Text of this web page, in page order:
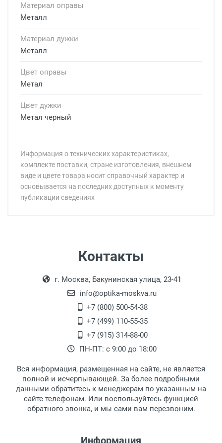
Материал оправы
Металл
Материал дужки
Металл
Цвет оправы
Метал
Цвет дужки
Метал черный
Информация о технических характеристиках,
комплекте поставки, стране изготовления, внешнем
виде и цвете товара носит справочный характер и
основывается на последних доступных к моменту
публикации сведениях
Самовывоз.
Оплата товара производится
наличными непосредственно на пункте
выдачи товара.
Перечисление средств на расчетный счет.
18:00, по субботам с 11:00 до 15:00, в
офисе по адресу: г. Москва,
Переведеновский переулок 17, корпус 1,
второй этаж, тел. +7 (499) 110-55-35.
После того, как заказ поступает в пункт
выдачи, наш менеджер связывается с
клиентом и оповещает о поступлении
Для получения товара при себе
обязательно иметь паспорт.
Заказ необходимо забрать в течение 3
рабочих дней с момента поступления на
дополнительных расходов за хранение
Контакты
г. Москва, Бакунинская улица, 23-41
info@optika-moskva.ru
+7 (800) 500-54-38
+7 (499) 110-55-35
+7 (915) 314-88-00
ПН-ПТ: с 9:00 до 18:00
Вся информация, размещенная на сайте, не является
полной и исчерпывающей. За более подробными
данными обратитесь к менеджерам по указанным на
сайте телефонам. Или воспользуйтесь функцией
обратного звонка, и мы сами вам перезвоним.
Информация